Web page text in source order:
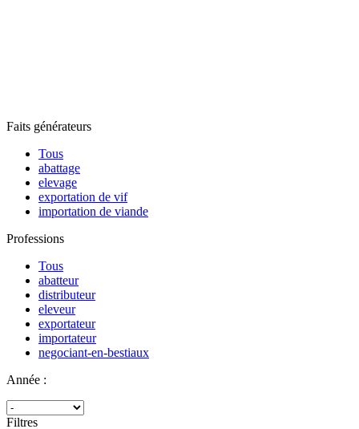
Faits générateurs
Tous
abattage
elevage
exportation de vif
importation de viande
Professions
Tous
abatteur
distributeur
eleveur
exportateur
importateur
negociant-en-bestiaux
Année :
Filtres